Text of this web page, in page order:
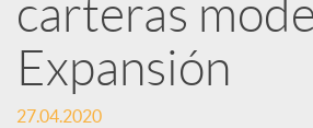
s
S
carteras
Expansión
27.04.2020